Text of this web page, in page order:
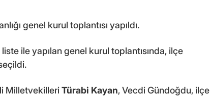
genel kurul toplantısı yapıldı.
ile yapılan genel kurul toplantısında, ilçe
MilletvekilleriTürabi Kayan, Vecdi Gündoğdu, ilçe